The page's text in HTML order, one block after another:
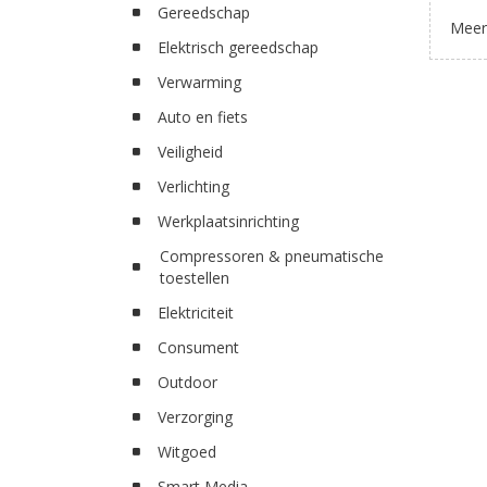
Gereedschap
Elektrisch gereedschap
Verwarming
Auto en fiets
Veiligheid
Verlichting
Werkplaatsinrichting
Compressoren & pneumatische
toestellen
Elektriciteit
Consument
Outdoor
Verzorging
Witgoed